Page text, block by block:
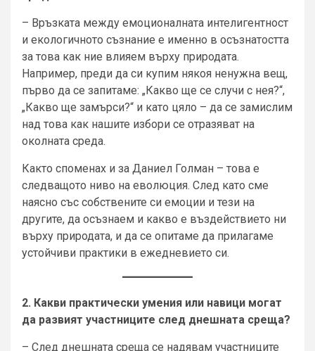
– Връзката между емоционалната интелигентност
и екологичното съзнание е именно в осъзнатостта
за това как ние влияeм върху природата.
Например, преди да си купим някоя ненужна вещ,
първо да се запитаме: „Какво ще се случи с нея?“,
„Какво ще замърси?“ и като цяло – да се замислим
над това как нашите избори се отразяват на
околната среда.
Както споменах и за Даниел Голман – това е
следващото ниво на еволюция. След като сме
наясно със собствените си емоции и тези на
другите, да осъзнаем и какво е въздействието ни
върху природата, и да се опитаме да прилагаме
устойчиви практики в ежедневието си.
2. Какви практически умения или навици могат
да развият участниците след днешната среща?
– След днешната среща се надявам участниците